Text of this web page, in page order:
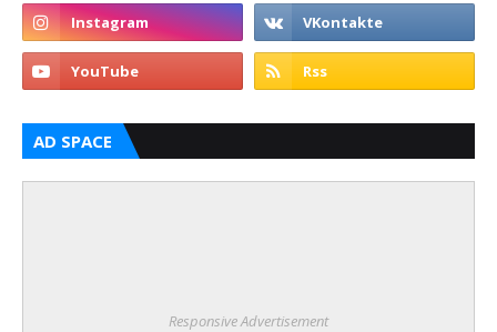
AD SPACE
Responsive Advertisement